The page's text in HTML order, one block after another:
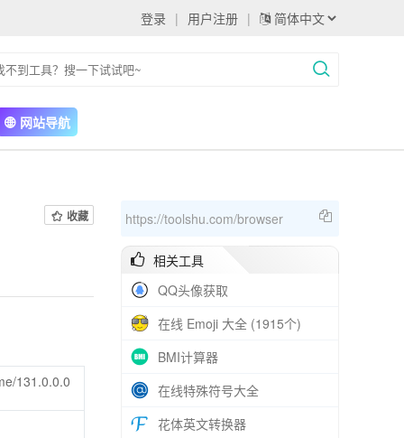
登录 | 用户注册 |
网站导航
收藏
131.0.0.0
https://toolshu.com/browser
相关工具
QQ头像获取
在线 Emoji 大全 (1915个)
BMI计算器
在线特殊符号大全
花体英文转换器